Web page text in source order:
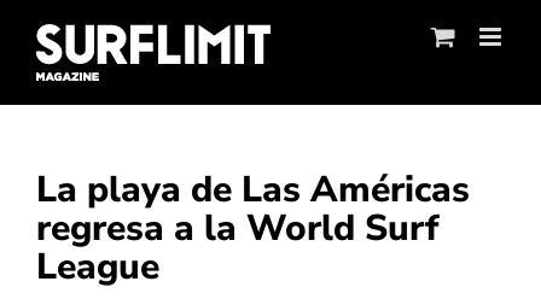
content
La playa de Las Américas
regresa a la World Surf
League